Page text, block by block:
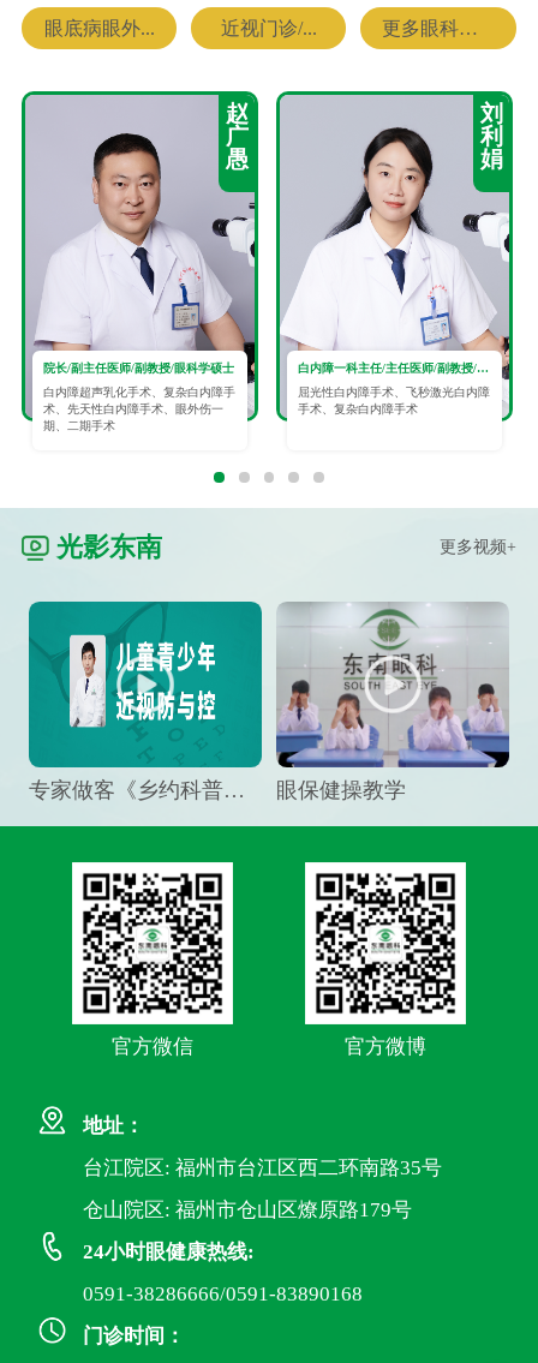
眼底病眼外... 近视门诊/... 更多眼科专家
赵
广
愚
院长/副主任医师/副教授/眼科学硕士
白内障超声乳化手术、复杂白内障手
术、先天性白内障手术、眼外伤一
期、二期手术
刘
利
娟
白内障一科主任/主任医师/副教授/眼科学硕士
屈光性白内障手术、飞秒激光白内障
手术、复杂白内障手术
光影东南 更多视频+
专家做客《乡约科普》栏目，预防孩子近视竟然这么“简单” 眼保健操教学
官方微信 官方微博
地址：
台江院区: 福州市台江区西二环南路35号
仓山院区: 福州市仓山区燎原路179号
24小时眼健康热线:
0591-38286666/0591-83890168
门诊时间：